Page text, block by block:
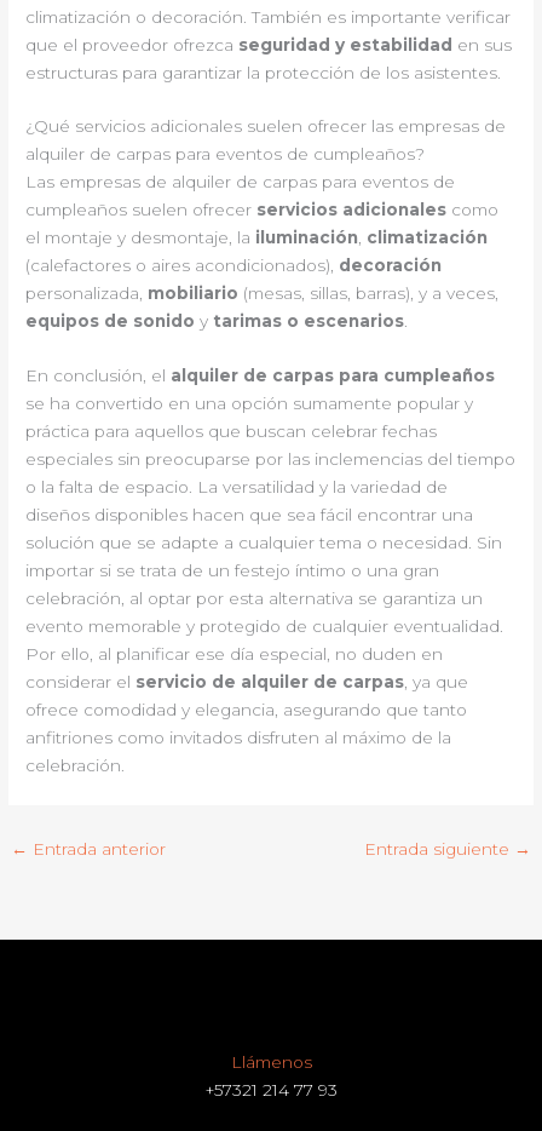
climatización o decoración. También es importante verificar
que el proveedor ofrezca seguridad y estabilidad en sus
estructuras para garantizar la protección de los asistentes.
¿Qué servicios adicionales suelen ofrecer las empresas de
alquiler de carpas para eventos de cumpleaños?
Las empresas de alquiler de carpas para eventos de
cumpleaños suelen ofrecer servicios adicionales como
el montaje y desmontaje, la iluminación, climatización
(calefactores o aires acondicionados), decoración
personalizada, mobiliario (mesas, sillas, barras), y a veces,
equipos de sonido y tarimas o escenarios.
En conclusión, el alquiler de carpas para cumpleaños
se ha convertido en una opción sumamente popular y
práctica para aquellos que buscan celebrar fechas
especiales sin preocuparse por las inclemencias del tiempo
o la falta de espacio. La versatilidad y la variedad de
diseños disponibles hacen que sea fácil encontrar una
solución que se adapte a cualquier tema o necesidad. Sin
importar si se trata de un festejo íntimo o una gran
celebración, al optar por esta alternativa se garantiza un
evento memorable y protegido de cualquier eventualidad.
Por ello, al planificar ese día especial, no duden en
considerar el servicio de alquiler de carpas, ya que
ofrece comodidad y elegancia, asegurando que tanto
anfitriones como invitados disfruten al máximo de la
celebración.
← Entrada anterior Entrada siguiente →
Llámenos
+57321 214 77 93